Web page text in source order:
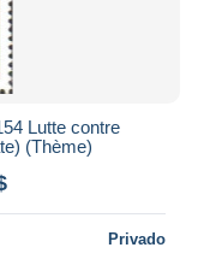
Lutte contre
(Thème)
Privado